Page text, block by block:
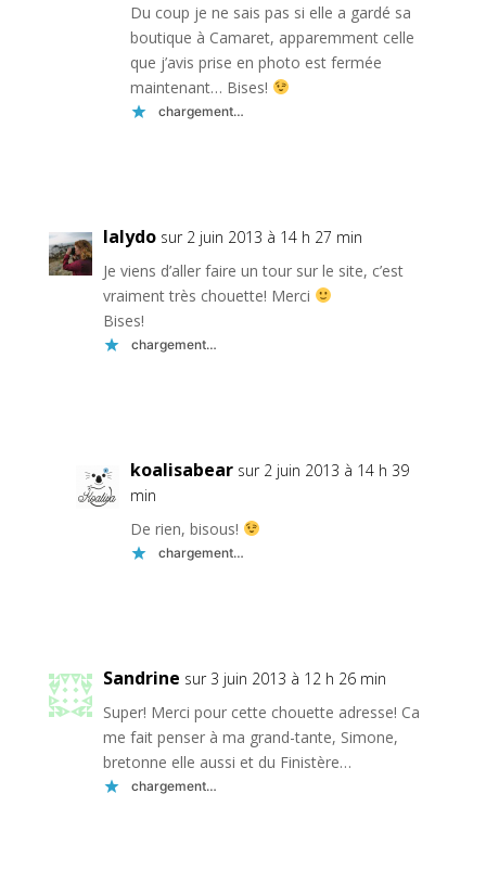
Du coup je ne sais pas si elle a gardé sa
boutique à Camaret, apparemment celle
que j’avis prise en photo est fermée
maintenant… Bises!
chargement…
lalydo sur 2 juin 2013 à 14 h 27 min
Je viens d’aller faire un tour sur le site, c’est
vraiment très chouette! Merci
Bises!
chargement…
koalisabear sur 2 juin 2013 à 14 h 39
min
De rien, bisous!
chargement…
Sandrine sur 3 juin 2013 à 12 h 26 min
Super! Merci pour cette chouette adresse! Ca
me fait penser à ma grand-tante, Simone,
bretonne elle aussi et du Finistère…
chargement…